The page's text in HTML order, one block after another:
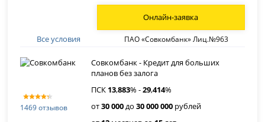
Все условия ПАО «Совкомбанк» Лиц.№963
Онлайн-заявка
1469 отзывов
Совкомбанк - Кредит для больших
планов без залога
ПСК 13,883% -29,414%
от30 000до30 000 000 рублей